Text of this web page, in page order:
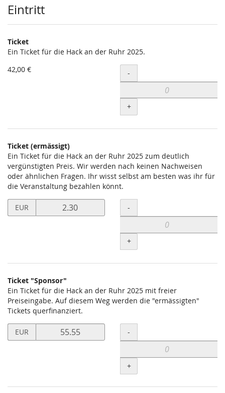
Produkte
Eintritt
Ticket
Ein Ticket für die Hack an der Ruhr 2025.
42,00 €
Menge
-
+
Ticket (ermässigt)
Ein Ticket für die Hack an der Ruhr 2025 zum deutlich
vergünstigten Preis. Wir werden nach keinen Nachweisen
oder ähnlichen Fragen. Ihr wisst selbst am besten was ihr für
die Veranstaltung bezahlen könnt.
Preis
in
setzen
EUR Menge
-
+
Ticket "Sponsor"
Ein Ticket für die Hack an der Ruhr 2025 mit freier
Preiseingabe. Auf diesem Weg werden die "ermässigten"
Tickets querfinanziert.
Preis
in
setzen
EUR Menge
-
+